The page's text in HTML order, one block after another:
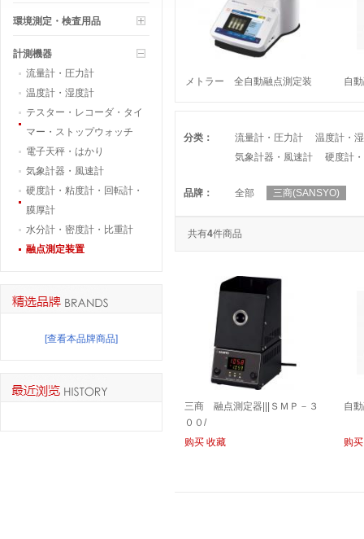
メトラー 全自動融点測定装
自
分类： 流量計・圧力計
温度計・
気象計器・風速計
硬度計
品牌： 全部 三商(SANSYO)
共有4件商品
三商 融点測定器|||ＳＭＰ－３
００/
购买 收藏
自
购买
環境測定・検査用品
計測機器
流量計・圧力計
温度計・湿度計
テスター・レコーダ・タイ
マー・ストップウォッチ
電子天秤・はかり
気象計器・風速計
硬度計・粘度計・回転計・
膜厚計
水分計・密度計・比重計
融点測定装置
[查看本品牌商品]